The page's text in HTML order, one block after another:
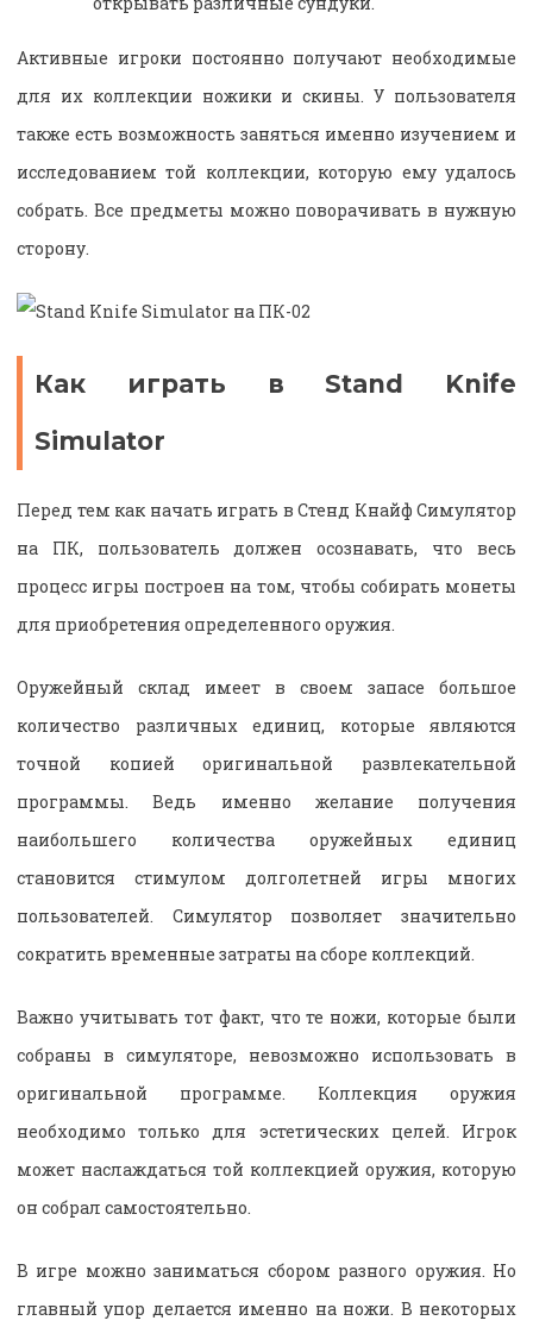
Активные игроки постоянно получают необходимые
для их коллекции ножики и скины. У пользователя
также есть возможность заняться именно изучением и
исследованием той коллекции, которую ему удалось
собрать. Все предметы можно поворачивать в нужную
сторону.
Как играть в Stand Knife
Simulator
Перед тем как начать играть в Стенд Кнайф Симулятор
на ПК, пользователь должен осознавать, что весь
процесс игры построен на том, чтобы собирать монеты
для приобретения определенного оружия.
Оружейный склад имеет в своем запасе большое
количество различных единиц, которые являются
точной копией оригинальной развлекательной
программы. Ведь именно желание получения
наибольшего количества оружейных единиц
становится стимулом долголетней игры многих
пользователей. Симулятор позволяет значительно
сократить временные затраты на сборе коллекций.
Важно учитывать тот факт, что те ножи, которые были
собраны в симуляторе, невозможно использовать в
оригинальной программе. Коллекция оружия
необходимо только для эстетических целей. Игрок
может наслаждаться той коллекцией оружия, которую
он собрал самостоятельно.
В игре можно заниматься сбором разного оружия. Но
главный упор делается именно на ножи. В некоторых